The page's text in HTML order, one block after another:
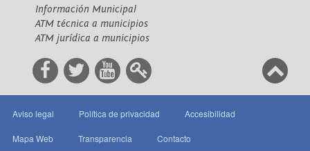
Información Municipal
ATM técnica a municipios
ATM jurídica a municipios
Aviso legal Política de privacidad Accesibilidad
Mapa Web Transparencia Contacto